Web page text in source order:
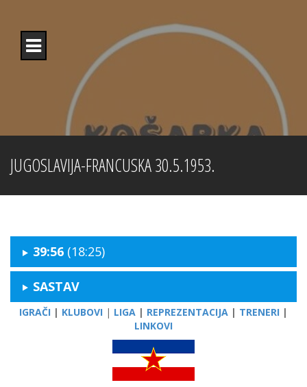
content
JUGOSLAVIJA-FRANCUSKA 30.5.1953.
39:56(18:25)
SASTAV
IGRAČI | KLUBOVI | LIGA | REPREZENTACIJA | TRENERI |
LINKOVI